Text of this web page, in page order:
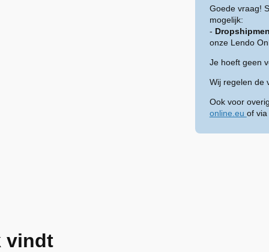
Goede vraag!
mogelijk:
-
onze Lendo
Je hoeft geen
Wij regelen de
Ook voor
online.eu of via
vindt